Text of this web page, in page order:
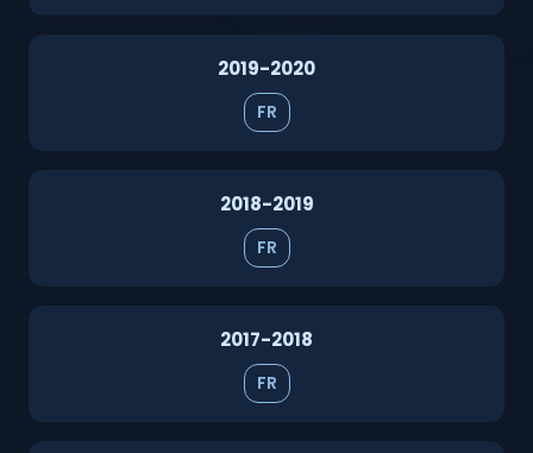
2019-2020
FR
2018-2019
FR
2017-2018
FR